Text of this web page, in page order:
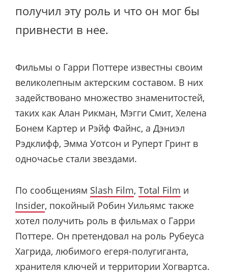
получил эту роль и что он мог бы
привнести в нее.
Фильмы о Гарри Поттере известны своим
великолепным актерским составом. В них
задействовано множество знаменитостей,
таких как Алан Рикман, Мэгги Смит, Хелена
Бонем Картер и Рэйф Файнс, а Дэниэл
Рэдклифф, Эмма Уотсон и Руперт Гринт в
одночасье стали звездами.
По сообщениям Slash Film, Total Film и
Insider, покойный Робин Уильямс также
хотел получить роль в фильмах о Гарри
Поттере. Он претендовал на роль Рубеуса
Хагрида, любимого егеря-полугиганта,
хранителя ключей и территории Хогвартса.